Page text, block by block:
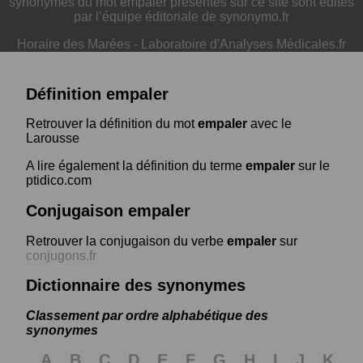
par l’équipe éditoriale de synonymo.fr
Horaire des Marées - Laboratoire d'Analyses Médicales.fr
Définition empaler
Retrouver la définition du motempaler avec le
Larousse
A lire également la définition du terme empaler sur le
ptidico.com
Conjugaison empaler
Retrouver la conjugaison du verbe empaler sur
conjugons.fr
Dictionnaire des synonymes
Classement par ordre alphabétique des
synonymes